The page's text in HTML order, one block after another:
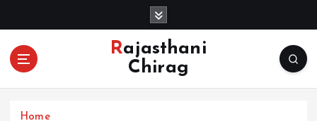
o
Rajasthani
Chirag
Home